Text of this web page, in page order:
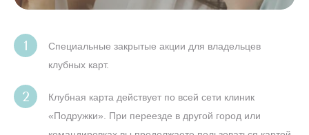
Специальные закрытые акции для владельцев
клубных карт.
Клубная карта действует по всей сети клиник
«Подружки». При переезде в другой город или